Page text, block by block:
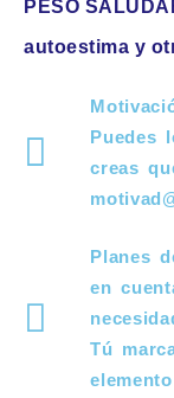
PESO
autoestima y
Puedes
creas
Planes
en
Tú